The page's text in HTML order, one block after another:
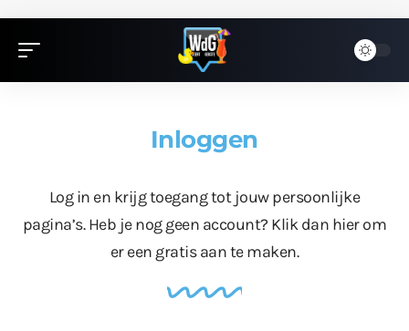
Inloggen
Log in en krijg toegang tot jouw persoonlijke
pagina’s. Heb je nog geen account? Klik dan hierom
er een gratis aan te maken.